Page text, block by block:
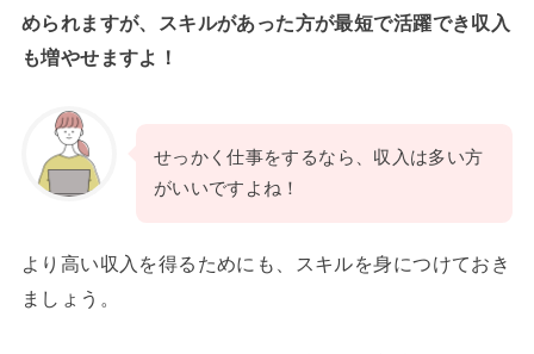
められますが、スキルがあった方が最短で活躍でき収入
も増やせますよ！
せっかく仕事をするなら、収入は多い方
がいいですよね！
より高い収入を得るためにも、スキルを身につけておき
ましょう。